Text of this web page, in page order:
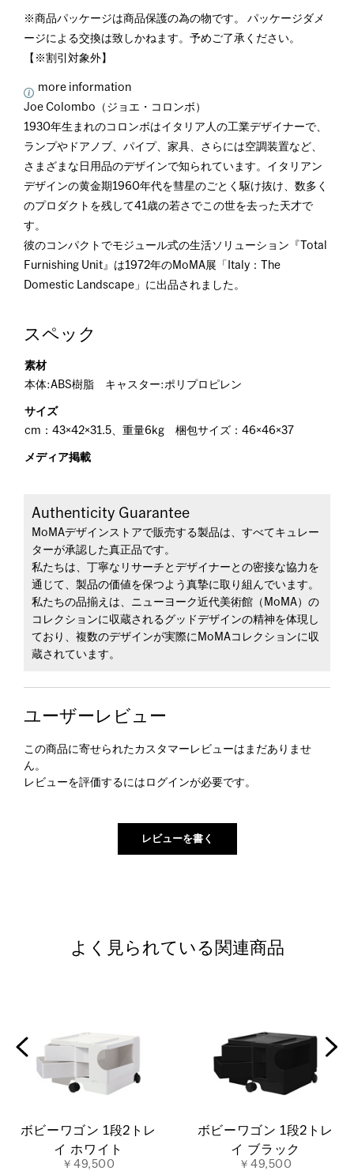
※商品パッケージは商品保護の為の物です。 パッケージダメ
ージによる交換は致しかねます。予めご了承ください。
【※割引対象外】
more information
Joe Colombo（ジョエ・コロンボ）
1930年生まれのコロンボはイタリア人の工業デザイナーで、
ランプやドアノブ、パイプ、家具、さらには空調装置など、
さまざまな日用品のデザインで知られています。イタリアン
デザインの黄金期1960年代を彗星のごとく駆け抜け、数多く
のプロダクトを残して41歳の若さでこの世を去った天才で
す。
彼のコンパクトでモジュール式の生活ソリューション『Total
Furnishing Unit』は1972年のMoMA展「Italy：The
Domestic Landscape」に出品されました。
スペック
素材
本体:ABS樹脂 キャスター:ポリプロピレン
サイズ
cm：43×42×31.5、重量6kg 梱包サイズ：46×46×37
メディア掲載
Authenticity Guarantee
MoMAデザインストアで販売する製品は、すべてキュレー
ターが承認した真正品です。
私たちは、丁寧なリサーチとデザイナーとの密接な協力を
通じて、製品の価値を保つよう真摯に取り組んでいます。
私たちの品揃えは、ニューヨーク近代美術館（MoMA）の
コレクションに収蔵されるグッドデザインの精神を体現し
ており、複数のデザインが実際にMoMAコレクションに収
蔵されています。
ユーザーレビュー
この商品に寄せられたカスタマーレビューはまだありませ
ん。
レビューを評価するには ログインが必要です。
よく見られている関連商品
ボビーワゴン 1段2トレ
イ ホワイト
￥49,500
ボビーワゴン 1段2トレ
イ ブラック
￥49,500